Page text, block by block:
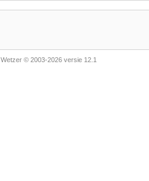
© 2003-2026 versie 12.1